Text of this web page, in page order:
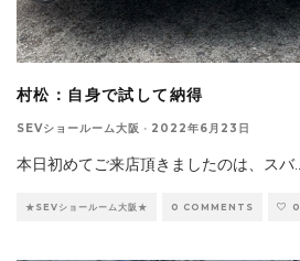
村松：自身で試して納得
SEVショールーム大阪 · 2022年6月23日
本日初めてご来店頂きましたのは、スバ...
★SEVショールーム大阪★ 0 COMMENTS 0